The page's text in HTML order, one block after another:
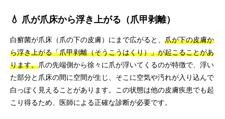
💧 爪が爪床から浮き上がる（爪甲剥離）
白癬菌が爪床（爪の下の皮膚）にまで広がると、 爪が下の皮膚か
ら浮き上がる「爪甲剥離（そうこうはくり）」が起こることがあ
ります。爪の先端側から徐々に爪が浮いてくるのが特徴で、浮い
た部分と爪床の間に空間が生じ、そこに空気や汚れが入り込んで
白っぽく見えることがあります。この状態は他の皮膚疾患でも起
こり得るため、医師による正確な診断が必要です。